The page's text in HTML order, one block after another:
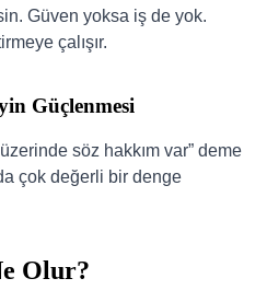
Güven yoksa iş de yok.
çalışır.
Güçlenmesi
söz hakkım var” deme
çok değerli bir denge
Olur?